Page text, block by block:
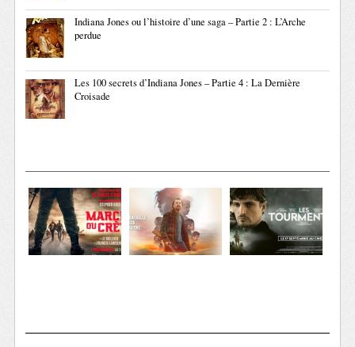
Indiana Jones ou l’histoire d’une saga – Partie 2 : L’Arche
perdue
Les 100 secrets d’Indiana Jones – Partie 4 : La Dernière
Croisade